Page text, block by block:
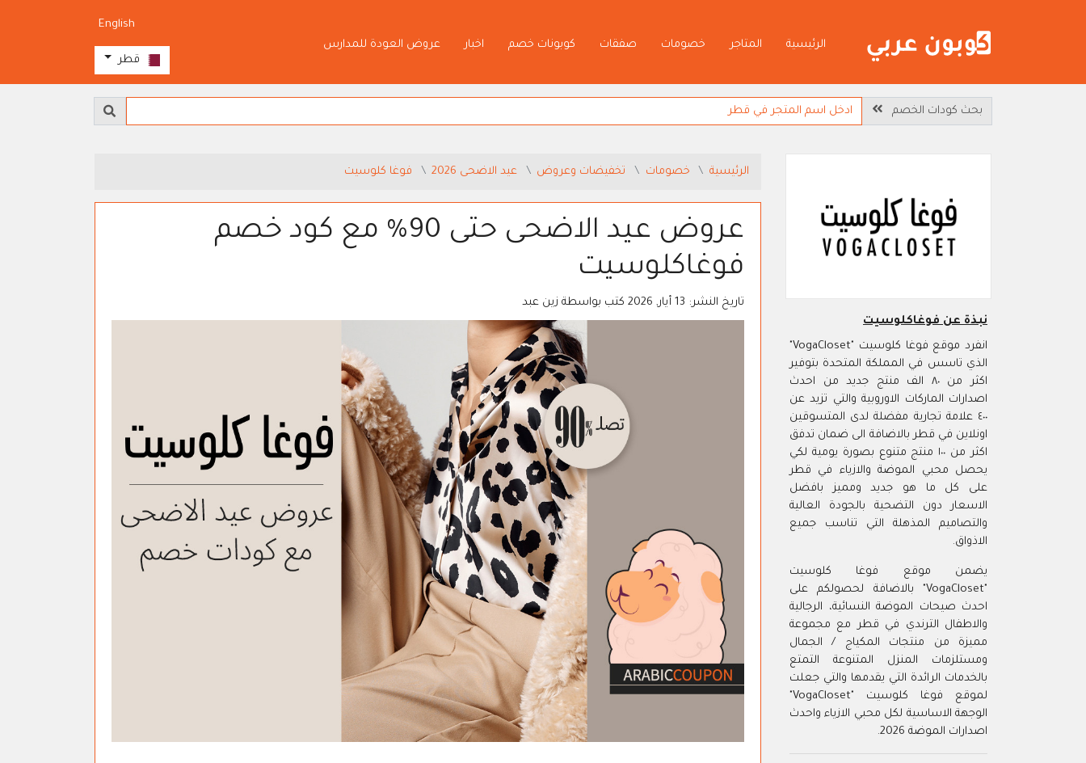
الرئيسية المتاجر خصومات صفقات كوبونات خصم اخبار عروض العودة للمدارس
English
قطر
بحث كودات الخصم
الرئيسية خصومات تخفيضات وعروض عيد الاضحى 2026 فوغا كلوسيت
عروض عيد الاضحى حتى 90% مع كود خصم
فوغاكلوسيت
تاريخ النشر: 13 أيار, 2026 كتب بواسطة زين عبد
نبذة عن فوغاكلوسيت
انفرد موقع فوغا كلوسيت "VogaCloset"
الذي تاسس في المملكة المتحدة بتوفير
اكثر من ٨٠ الف منتج جديد من احدث
اصدارات الماركات الاوروبية والتي تزيد عن
٤٠٠ علامة تجارية مفضلة لدى المتسوقين
اونلاين في قطر بالاضافة الى ضمان تدفق
اكثر من ١٠٠ منتج متنوع بصورة يومية لكي
يحصل محبي الموضة والازياء في قطر
على كل ما هو جديد ومميز بافضل
الاسعار دون التضحية بالجودة العالية
والتصاميم المذهلة التي تناسب جميع
الاذواق.
يضمن موقع فوغا كلوسيت
"VogaCloset" بالاضافة لحصولكم على
احدث صيحات الموضة النسائية، الرجالية
والاطفال الترندي في قطر مع مجموعة
مميزة من منتجات المكياج / الجمال
ومستلزمات المنزل المتنوعة التمتع
بالخدمات الرائدة التي يقدمها والتي جعلت
لموقع فوغا كلوسيت "VogaCloset"
الوجهة الاساسية لكل محبي الازياء واحدث
اصدارات الموضة 2026.